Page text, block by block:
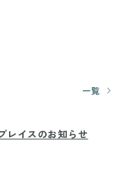
一覧
レイスのお知らせ